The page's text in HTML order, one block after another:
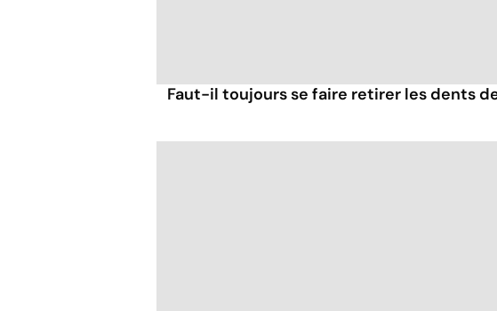
Faut-il toujours se faire retirer les dents